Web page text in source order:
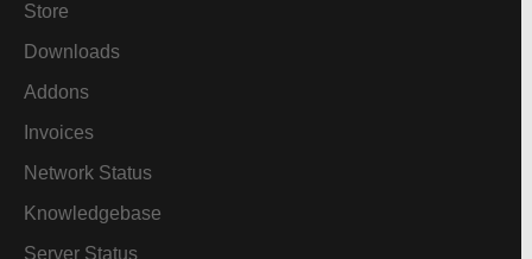
Store
Downloads
Addons
Invoices
Network Status
Knowledgebase
Server Status